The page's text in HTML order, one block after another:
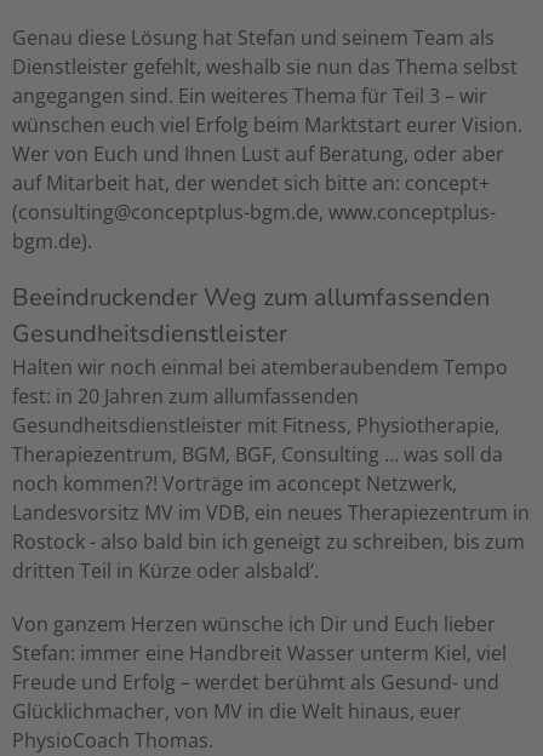
Genau diese Lösung hat Stefan und seinem Team als
Dienstleister gefehlt, weshalb sie nun das Thema selbst
angegangen sind. Ein weiteres Thema für Teil 3 – wir
wünschen euch viel Erfolg beim Marktstart eurer Vision.
Wer von Euch und Ihnen Lust auf Beratung, oder aber
auf Mitarbeit hat, der wendet sich bitte an: concept+
(consulting@conceptplus-bgm.de, www.conceptplus-
bgm.de).
Beeindruckender Weg zum allumfassenden
Gesundheitsdienstleister
Halten wir noch einmal bei atemberaubendem Tempo
fest: in 20 Jahren zum allumfassenden
Gesundheitsdienstleister mit Fitness, Physiotherapie,
Therapiezentrum, BGM, BGF, Consulting … was soll da
noch kommen?! Vorträge im aconcept Netzwerk,
Landesvorsitz MV im VDB, ein neues Therapiezentrum in
Rostock - also bald bin ich geneigt zu schreiben‚ bis zum
dritten Teil in Kürze oder alsbald‘.
Von ganzem Herzen wünsche ich Dir und Euch lieber
Stefan: immer eine Handbreit Wasser unterm Kiel, viel
Freude und Erfolg – werdet berühmt als Gesund- und
Glücklichmacher, von MV in die Welt hinaus, euer
PhysioCoach Thomas.